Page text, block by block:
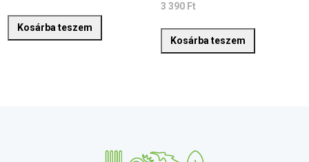
Kosárba teszem
3 390 Ft
Kosárba teszem